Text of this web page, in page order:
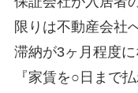
限りは不動産会社
滞納が3ヶ月程度に
『家賃を○日まで